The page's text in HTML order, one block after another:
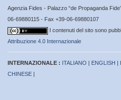
Agenzia Fides - Palazzo “de Propaganda
06-69880115 - Fax +39-06-69880107
I contenuti del sito sono
Attribuzione 4.0 Internazionale
INTERNAZIONALE : ITALIANO | ENGLISH |
CHINESE |